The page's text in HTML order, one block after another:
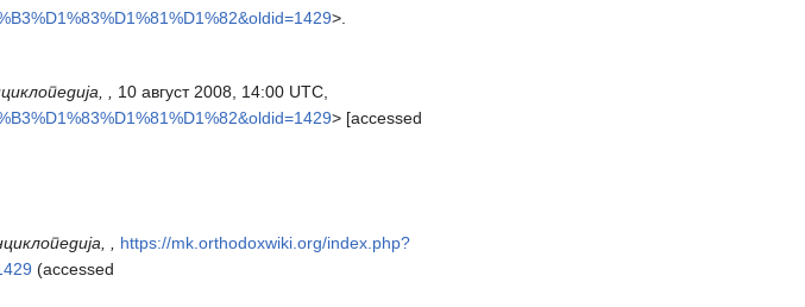
>.
,
10 август 2008, 14:00 UTC,
> [accessed
,
https://mk.orthodoxwiki.org/index.php?
(accessed